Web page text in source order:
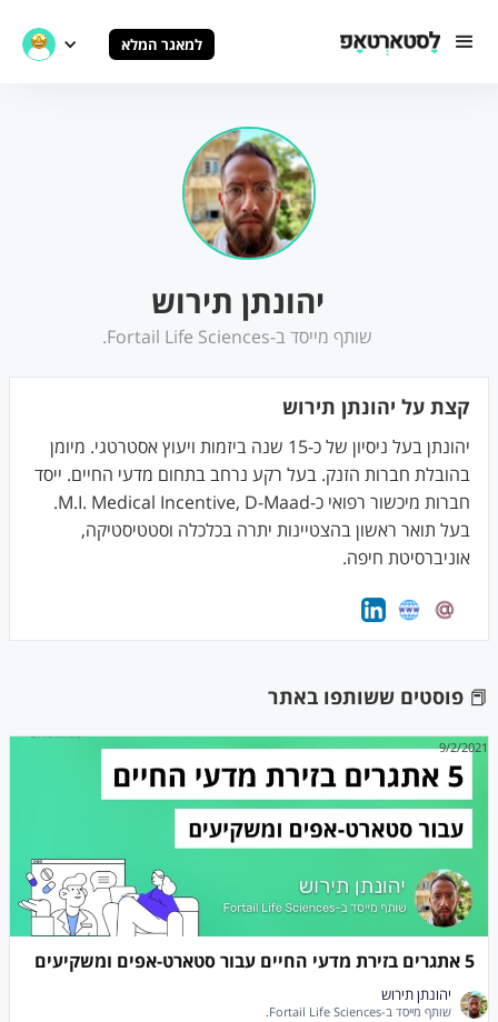
למאגר המלא
יהונתן תירוש
שותף מייסד ב-Fortail Life Sciences.
קצת על יהונתן תירוש
יהונתן בעל ניסיון של כ-15 שנה ביזמות ויעוץ אסטרטגי. מיומן
בהובלת חברות הזנק. בעל רקע נרחב בתחום מדעי החיים. ייסד
חברות מיכשור רפואי כ-M.I. Medical Incentive, D-Maad.
בעל תואר ראשון בהצטיינות יתרה בכלכלה וסטטיסטיקה,
אוניברסיטת חיפה.
📕 פוסטים ששותפו באתר
5 אתגרים בזירת מדעי החיים עבור סטארט-אפים ומשקיעים
יהונתן תירוש
שותף מייסד ב-Fortail Life Sciences.
9/2/2021